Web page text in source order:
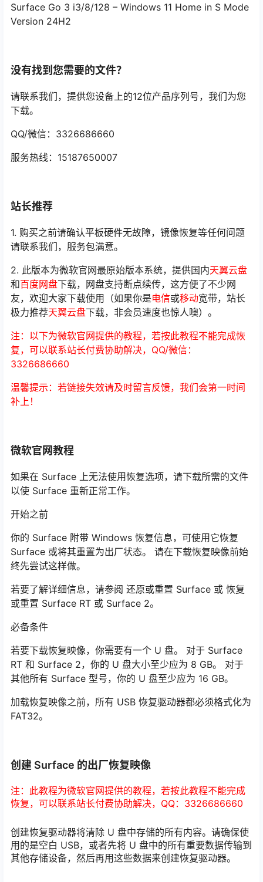
Surface Go 3 i3/8/128 – Windows 11 Home in S Mode
Version 24H2
没有找到您需要的文件？
请联系我们，提供您设备上的12位产品序列号，我们为您
下载。
QQ/微信：3326686660
服务热线：15187650007
站长推荐
1. 购买之前请确认平板硬件无故障，镜像恢复等任何问题
请联系我们，服务包满意。
2. 此版本为微软官网最原始版本系统，提供国内天翼云盘
和百度网盘下载，网盘支持断点续传，这方便了不少网
友，欢迎大家下载使用（如果你是电信或移动宽带，站长
极力推荐天翼云盘下载，非会员速度也惊人噢）。
注：以下为微软官网提供的教程，若按此教程不能完成恢
复，可以联系站长付费协助解决，QQ/微信：
3326686660
温馨提示：若链接失效请及时留言反馈，我们会第一时间
补上！
微软官网教程
如果在 Surface 上无法使用恢复选项，请下载所需的文件
以使 Surface 重新正常工作。
开始之前
你的 Surface 附带 Windows 恢复信息，可使用它恢复
Surface 或将其重置为出厂状态。 请在下载恢复映像前始
终先尝试这样做。
若要了解详细信息，请参阅 还原或重置 Surface 或 恢复
或重置 Surface RT 或 Surface 2。
必备条件
若要下载恢复映像，你需要有一个 U 盘。 对于 Surface
RT 和 Surface 2，你的 U 盘大小至少应为 8 GB。 对于
其他所有 Surface 型号，你的 U 盘至少应为 16 GB。
加载恢复映像之前，所有 USB 恢复驱动器都必须格式化为
FAT32。
创建 Surface 的出厂恢复映像
注：此教程为微软官网提供的教程，若按此教程不能完成
恢复，可以联系站长付费协助解决，QQ：3326686660
创建恢复驱动器将清除 U 盘中存储的所有内容。请确保使
用的是空白 USB，或者先将 U 盘中的所有重要数据传输到
其他存储设备，然后再用这些数据来创建恢复驱动器。